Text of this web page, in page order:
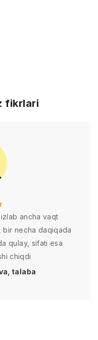
fikrlari
ancha vaqt
bir necha daqiqada
qulay, sifati esa
chiqdi
talaba